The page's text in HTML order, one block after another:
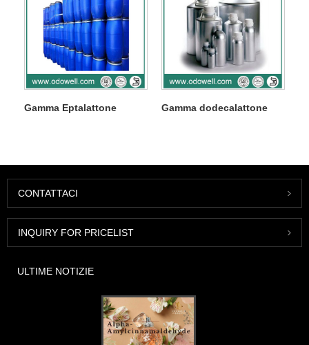
Gamma Eptalattone Gamma dodecalattone
CONTATTACI
INQUIRY FOR PRICELIST
ULTIME NOTIZIE